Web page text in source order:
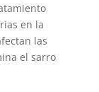
en la
las
el sarro